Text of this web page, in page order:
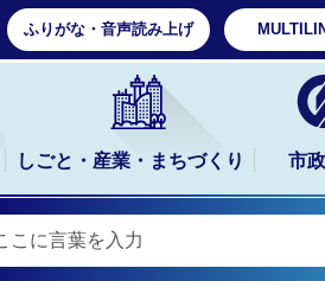
ふりがな・音声読み上げ
しごと・産業・まちづくり 市